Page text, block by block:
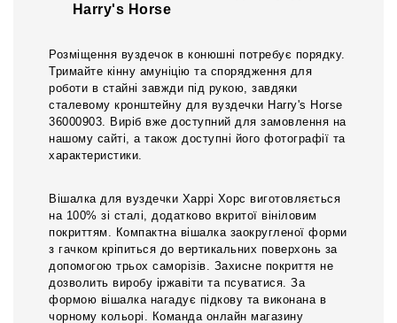
Harry's Horse
Розміщення вуздечок в конюшні потребує порядку.
Тримайте кінну амуніцію та спорядження для
роботи в стайні завжди під рукою, завдяки
сталевому кронштейну для вуздечки Harry's Horse
36000903. Виріб вже доступний для замовлення на
нашому сайті, а також доступні його фотографії та
характеристики.
Вішалка для вуздечки Харрі Хорс виготовляється
на 100% зі сталі, додатково вкритої вініловим
покриттям. Компактна вішалка заокругленої форми
з гачком кріпиться до вертикальних поверхонь за
допомогою трьох саморізів. Захисне покриття не
дозволить виробу іржавіти та псуватися. За
формою вішалка нагадує підкову та виконана в
чорному кольорі. Команда онлайн магазину